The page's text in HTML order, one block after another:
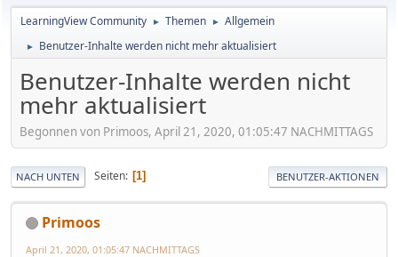
LearningView Community ► Themen ► Allgemein
► Benutzer-Inhalte werden nicht mehr aktualisiert
Benutzer-Inhalte werden nicht
mehr aktualisiert
Begonnen von Primoos, April 21, 2020, 01:05:47 NACHMITTAGS
NACH UNTEN Seiten 1 BENUTZER-AKTIONEN
Primoos
April 21, 2020, 01:05:47 NACHMITTAGS